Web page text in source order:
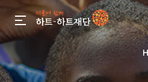
gnb menu open